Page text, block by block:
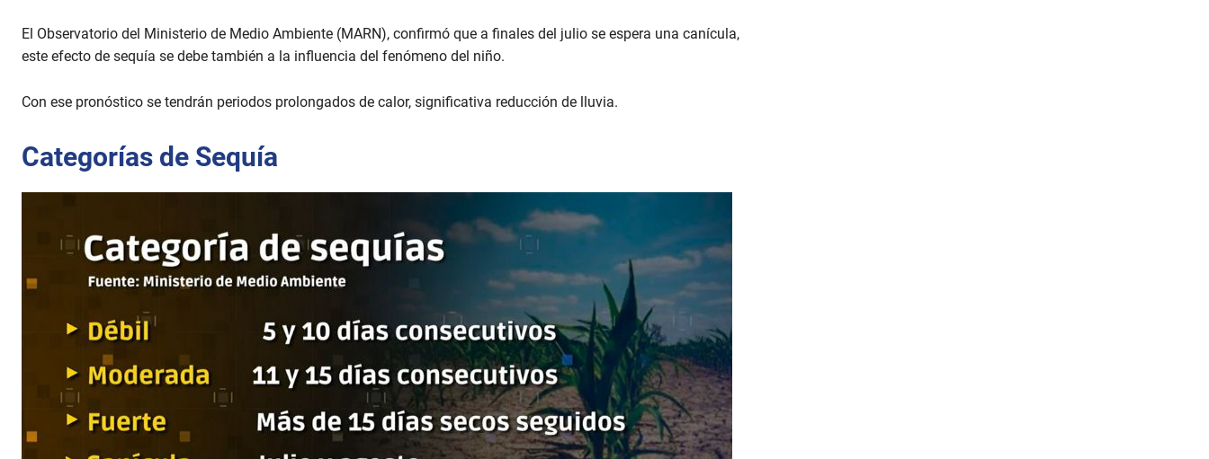
El Observatorio del Ministerio de Medio Ambiente (MARN), confirmó que a finales del julio se espera una canícula,
este efecto de sequía se debe también a la influencia del fenómeno del niño.
Con ese pronóstico se tendrán periodos prolongados de calor, significativa reducción de lluvia.
Categorías de Sequía